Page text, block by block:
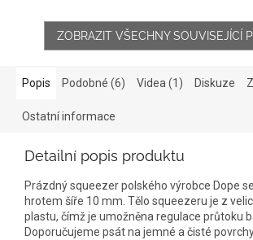
ZOBRAZIT VŠECHNY SOUVISEJÍCÍ
Popis Podobné (6) Videa (1) Diskuze
Ostatní informace
Detailní popis produktu
Prázdný squeezer polského výrobce Dope
hrotem šíře 10 mm. Tělo squeezeru je z
plastu, čímž je umožněna regulace průtoku
Doporučujeme psát na jemné a čisté